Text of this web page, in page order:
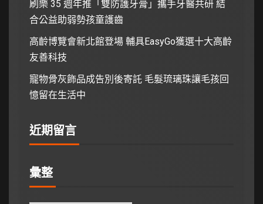
刷樂 35 週年推「雙防護牙膏」攜手牙醫共研 結
合公益助弱勢孩童護齒
高齡博覽會新北館登場 輔具EasyGo獲選十大高齡
友善科技
寵物骨灰飾品成告別後寄託 毛髮琉璃珠讓毛孩回
憶留在生活中
近期留言
彙整